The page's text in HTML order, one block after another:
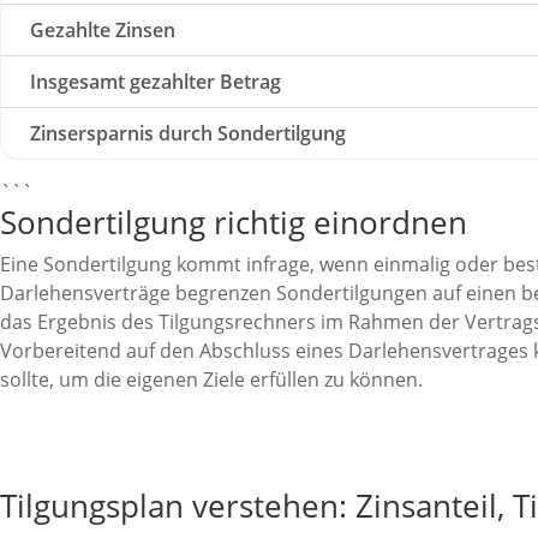
Gezahlte Zinsen
Insgesamt gezahlter Betrag
Zinsersparnis durch Sondertilgung
```
Sondertilgung richtig einordnen
Eine Sondertilgung kommt infrage, wenn einmalig oder
Darlehensverträge begrenzen Sondertilgungen auf einen
das Ergebnis des Tilgungsrechners im Rahmen der
Vorbereitend auf den Abschluss eines
sollte, um die eigenen Ziele erfüllen zu können.
Tilgungsplan verstehen: Zinsanteil,